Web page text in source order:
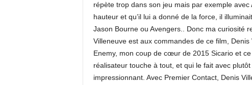
répète trop dans son jeu mais par exemple
hauteur et qu’il lui a donné de la force, il
Jason Bourne ou Avengers.. Donc ma curiosité
Villeneuve est aux commandes de ce film, Denis
Enemy, mon coup de cœur de 2015 Sicario et
réalisateur touche à tout, et qui le fait avec
impressionnant. Avec Premier Contact, Denis